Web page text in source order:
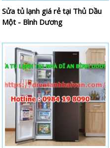
Sửa tủ lạnh giá rẻ tại Thủ Dầu
Một - Bình Dương